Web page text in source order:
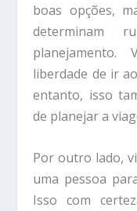
boas opções,
determinam
liberdade de ir
entanto, isso
de planejar a
Por outro lado,
uma pessoa
Isso com